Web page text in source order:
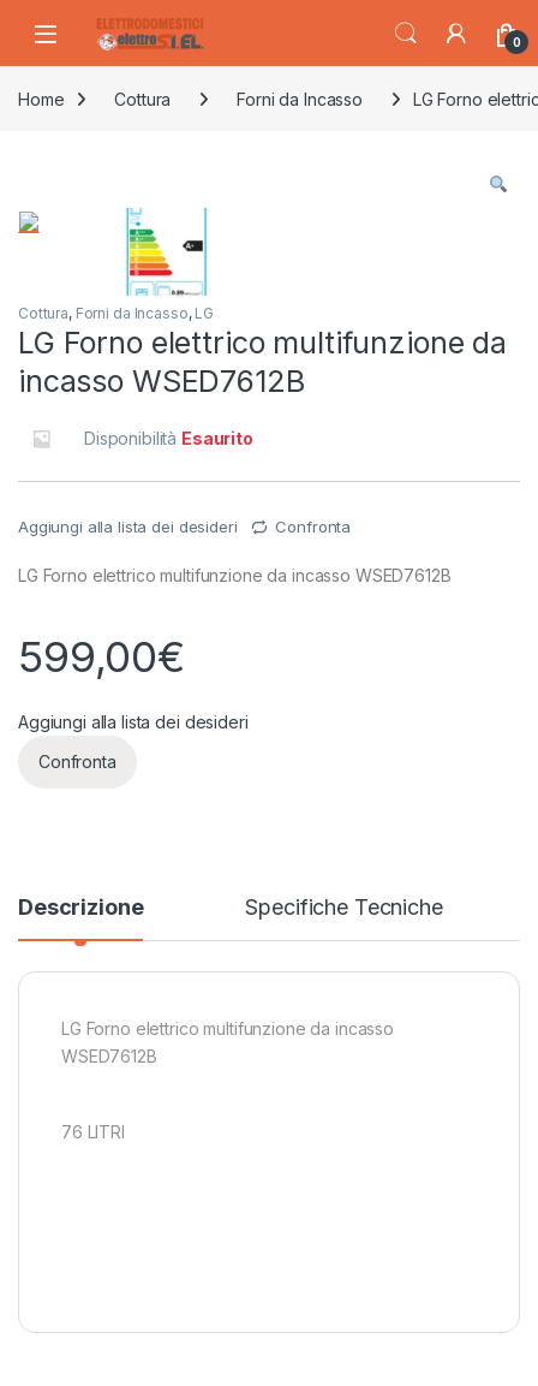
0
Home Cottura Forni da Incasso LG Forno
Cottura, Forni da Incasso, LG
LG Forno elettrico multifunzione da
incasso WSED7612B
Disponibilità Esaurito
Aggiungi alla lista dei desideri Confronta
LG Forno elettrico multifunzione da incasso WSED7612B
599,00€
Aggiungi alla lista dei desideri
Confronta
Descrizione Specifiche Tecniche
LG Forno elettrico multifunzione da incasso
WSED7612B
76 LITRI